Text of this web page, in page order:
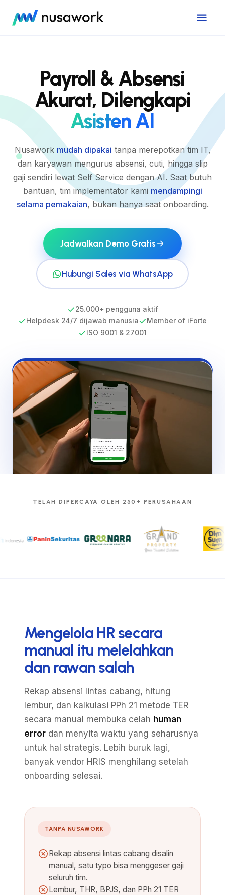
Payroll & Absensi
Akurat, Dilengkapi
Asisten AI
Nusawork mudah dipakai tanpa merepotkan tim IT,
dan karyawan mengurus absensi, cuti, hingga slip
gaji sendiri lewat Self Service dengan AI. Saat butuh
bantuan, tim implementator kami mendampingi
selama pemakaian, bukan hanya saat onboarding.
Jadwalkan Demo Gratis
Hubungi Sales via WhatsApp
25.000+ pengguna aktif
Helpdesk 24/7 dijawab manusia
Member of iForte
ISO 9001 & 27001
TELAH DIPERCAYA OLEH 250+ PERUSAHAAN
Mengelola HR secara
manual itu melelahkan
dan rawan salah
Rekap absensi lintas cabang, hitung
lembur, dan kalkulasi PPh 21 metode TER
secara manual membuka celah human
error dan menyita waktu yang seharusnya
untuk hal strategis. Lebih buruk lagi,
banyak vendor HRIS menghilang setelah
onboarding selesai.
TANPA NUSAWORK
Rekap absensi lintas cabang disalin
manual, satu typo bisa menggeser gaji
seluruh tim.
Lembur, THR, BPJS, dan PPh 21 TER